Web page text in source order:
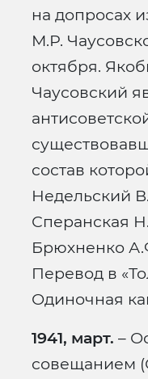
на допросах
М.Р.
октября.
Чаусовский
состав
Недельский
Сперанская
Брюхненко
Перевод в
Одиночная
1941, март. –
совещанием